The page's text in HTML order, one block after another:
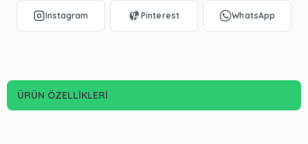
ÜRÜN ÖZELLIKLERI